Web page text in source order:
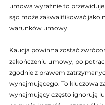
umowa wyraźnie to przewiduje.
sąd może zakwalifikować jako
warunków umowy.
Kaucja powinna zostać
zakończeniu umowy, po
zgodnie z prawem
wynajmującego. To kluczowa
wynajmujący często ignorują